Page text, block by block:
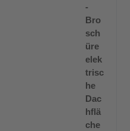
-
Bro
sch
üre
elek
trisc
he
Dac
hflä
che